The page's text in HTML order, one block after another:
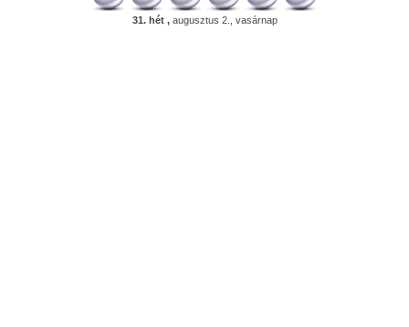
31. hét ,augusztus 2., vasárnap